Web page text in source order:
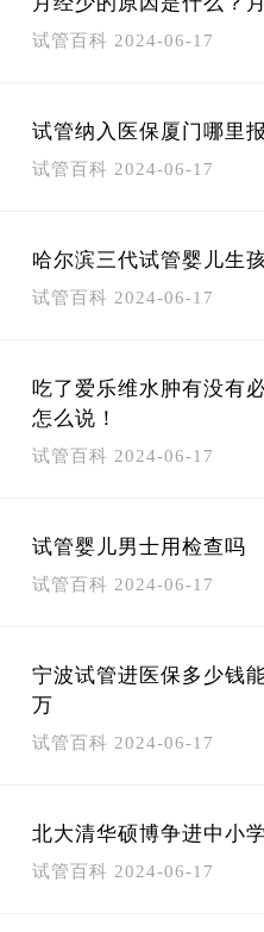
试管百科 2024-06-17
试管纳入医保厦门哪里
试管百科 2024-06-17
哈尔滨三代试管婴儿生
试管百科 2024-06-17
吃了爱乐维水肿有没有
怎么说！
试管百科 2024-06-17
试管婴儿男士用检查吗
试管百科 2024-06-17
宁波试管进医保多少钱
万
试管百科 2024-06-17
北大清华硕博争进中小学
试管百科 2024-06-17